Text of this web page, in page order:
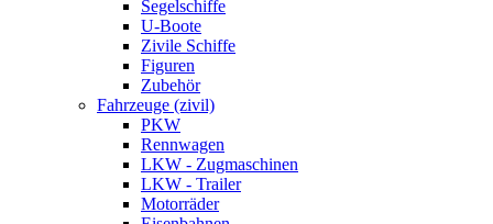
Segelschiffe
U-Boote
Zivile Schiffe
Figuren
Zubehör
Fahrzeuge (zivil)
PKW
Rennwagen
LKW - Zugmaschinen
LKW - Trailer
Motorräder